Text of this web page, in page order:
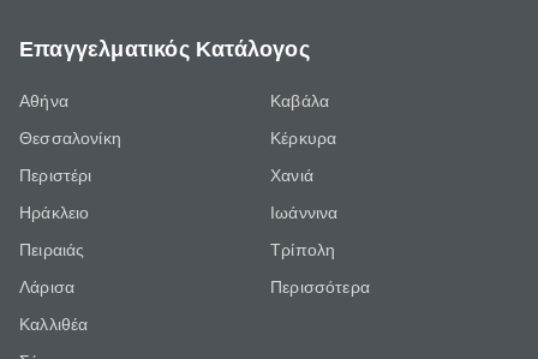
Επαγγελματικός Κατάλογος
Αθήνα
Θεσσαλονίκη
Περιστέρι
Ηράκλειο
Πειραιάς
Λάρισα
Καλλιθέα
Καβάλα
Κέρκυρα
Χανιά
Ιωάννινα
Τρίπολη
Περισσότερα